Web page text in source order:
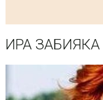
ИРА ЗАБИЯКА